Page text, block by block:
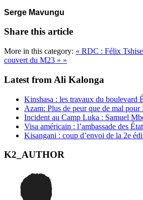
Serge Mavungu
Share this article
More in this category: « RDC : Félix
couvert du M23 » »
Latest from Ali Kalonga
Kinshasa : les travaux du boulevard
Azam: Plus de peur que de mal pour
Incident au Camp Luka : Samuel
Visa américain : l’ambassade des
Kisangani : coup d’envoi de la 2e
K2_AUTHOR